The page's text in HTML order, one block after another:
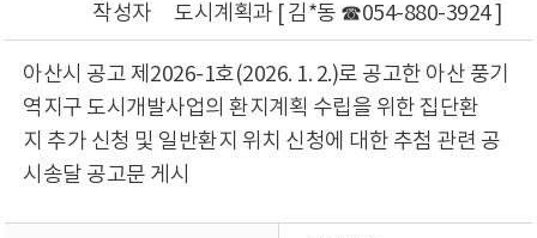
작성자
도시계획과 [ 김*동 ☎054-880-3924 ]
아산시 공고 제2026-1호(2026. 1. 2.)로 공고한 아산 풍기
역지구 도시개발사업의 환지계획 수립을 위한 집단환
지 추가 신청 및 일반환지 위치 신청에 대한 추첨 관련 공
시송달 공고문 게시